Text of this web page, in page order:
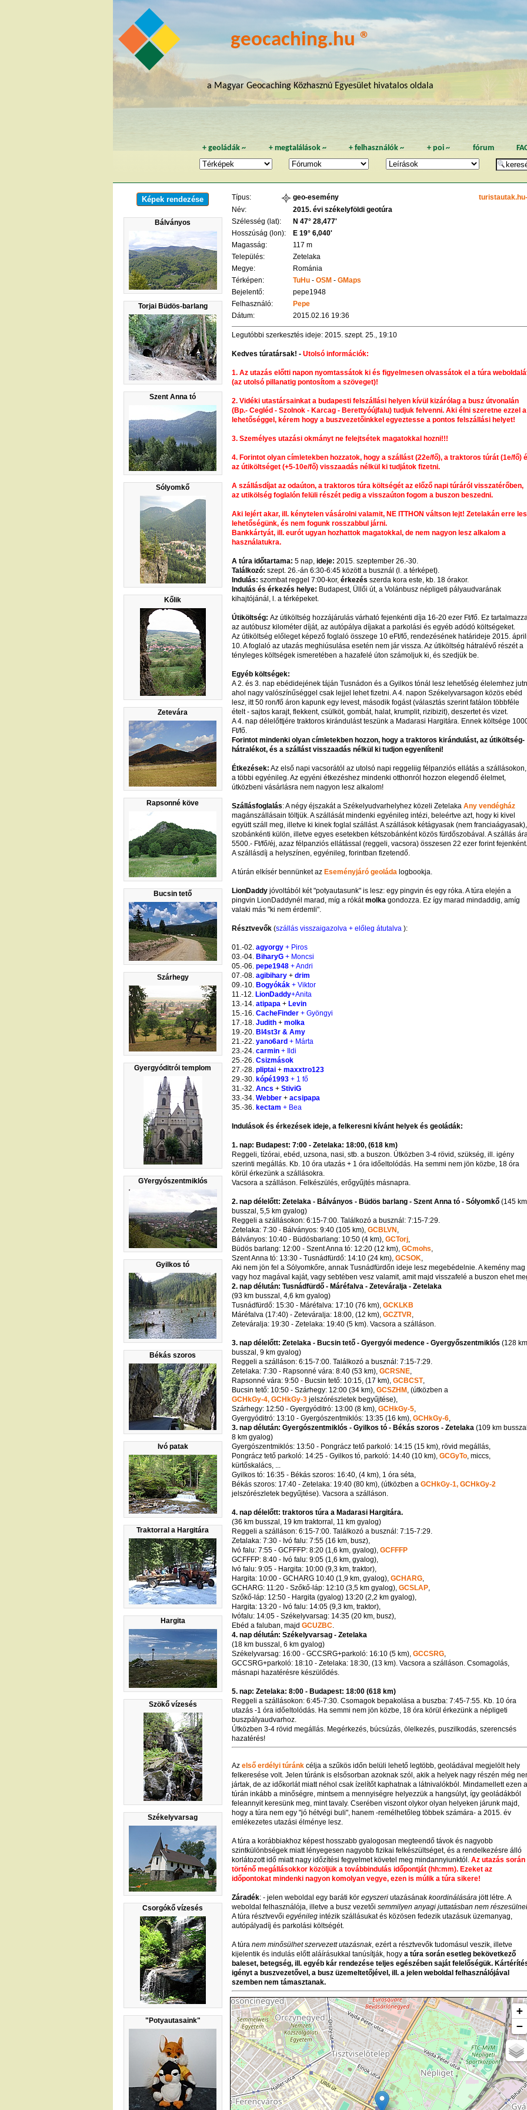
geocaching.hu ®
a Magyar Geocaching Közhasznú Egyesület hivatalos oldala
+geoládák ~ + megtalálások~ +felhasználók ~ + poi~ fórum
Képek rendezése
Bálványos
Torjai Büdös-barlang
Szent Anna tó
Sólyomkő
Kőlik
Zetevára
Rapsonné köve
Bucsin tető
Szárhegy
Gyergyóditrói templom
GYergyószentmiklós
Gyilkos tó
Békás szoros
Ivó patak
Traktorral a Hargitára
Hargita
Szökő vízesés
Székelyvarsag
Csorgókő vízesés
"Potyautasaink"
Típus: geo-esemény
Név:
2015. évi székelyföldi geotúra
Szélesség (lat):
N 47° 28,477'
Hosszúság (lon):
E 19° 6,040'
Magasság:
117 m
Település:
Zetelaka
Megye:
Románia
Térképen:
TuHu - OSM - GMaps
Bejelentő:
pepe1948
Felhasználó:
Pepe
Dátum:
2015.02.16 19:36
Legutóbbi szerkesztés ideje: 2015. szept. 25., 19:10
Kedves túratársak! - Utolsó információk:
1. Az utazás előtti napon nyomtassátok ki és figyelmesen olvassátok el a túra
(az utolsó pillanatig pontosítom a szöveget)!
2. Vidéki utastársainkat a budapesti felszállási helyen kívül kizárólag a busz útvonalán
(Bp.- Cegléd - Szolnok - Karcag - Berettyóújfalu) tudjuk felvenni. Aki élni szeretne ezzel a
lehetőséggel, kérem hogy a buszvezetőinkkel egyeztesse a pontos felszállási helyet!
3. Személyes utazási okmányt ne felejtsétek magatokkal hozni!!!
4. Forintot olyan címletekben hozzatok, hogy a szállást (22e/fő), a traktoros túrát (1e/fő)
az útiköltséget (+5-10e/fő) visszaadás nélkül ki tudjátok fizetni.
A szállásdíjat az odaúton, a traktoros túra költségét az előző napi túráról visszatérőben,
az utikölség foglalón felüli részét pedig a visszaúton fogom a buszon beszedni.
Aki lejért akar, ill. kénytelen vásárolni valamit, NE ITTHON váltson lejt! Zetelakán erre
lehetőségünk, és nem fogunk rosszabbul járni.
Bankkártyát, ill. eurót ugyan hozhattok magatokkal, de nem nagyon lesz alkalom a
használatukra.
A túra időtartama: 5 nap, ideje: 2015. szeptember 26.-30.
Találkozó: szept. 26.-án 6:30-6:45 között a busznál (l. a térképet).
Indulás: szombat reggel 7:00-kor, érkezés szerda kora este, kb. 18 órakor.
Indulás és érkezés helye: Budapest, Üllői út, a Volánbusz népligeti pályaudvarának
kihajtójánál, l. a térképeket.
Útiköltség: Az útiköltség hozzájárulás várható fejenkénti díja 16-20 ezer Ft/fő. Ez
az autóbusz kilométer díját, az autópálya díjakat a parkolási és egyéb adódó költségeket.
Az útiköltség előleget képező foglaló összege 10 eFt/fő, rendezésének határideje 2015.
10. A foglaló az utazás meghiúsulása esetén nem jár vissza. Az útiköltség hátralévő részét a
tényleges költségek ismeretében a hazafelé úton számoljuk ki, és szedjük be.
Egyéb költségek:
A 2. és 3. nap ebédidejének táján Tusnádon és a Gyilkos tónál lesz lehetőség élelemhez
ahol nagy valószínűséggel csak lejjel lehet fizetni. A 4. napon Székelyvarsagon közös ebéd
lesz, itt 50 ron/fő áron kapunk egy levest, második fogást (választás szerint fatálon többféle
ételt - sajtos karajt, flekkent, csülköt, gombát, halat, krumplit, rizibizit), deszertet és vizet.
A 4. nap délelőttjére traktoros kirándulást teszünk a Madarasi Hargitára. Ennek költsége
Ft/fő.
Forintot mindenki olyan címletekben hozzon, hogy a traktoros kirándulást, az útiköltség-
hátralékot, és a szállást visszaadás nélkül ki tudjon egyenlíteni!
Étkezések: Az első napi vacsorától az utolsó napi reggeliig félpanziós ellátás a szállásokon,
a többi egyénileg. Az egyéni étkezéshez mindenki otthonról hozzon elegendő élelmet,
útközbeni vásárlásra nem nagyon lesz alkalom!
Szállásfoglalás: A négy éjszakát a Székelyudvarhelyhez közeli Zetelaka Any vendégház
magánszállásain töltjük. A szállását mindenki egyénileg intézi, beleértve azt, hogy ki kivel
együtt száll meg, illetve ki kinek foglal szállást. A szállások kétágyasak (nem franciaágyasak),
szobánkénti külön, illetve egyes esetekben kétszobánként közös fürdőszobával. A szállás
5500.- Ft/fő/éj, azaz félpanziós ellátással (reggeli, vacsora) összesen 22 ezer forint fejenként.
A szállásdíj a helyszínen, egyénileg, forintban fizetendő.
A túrán elkísér bennünket az Eseményjáró geoláda logbookja.
LionDaddy jóvoltából két "potyautasunk" is lesz: egy pingvin és egy róka. A túra elején a
pingvin LionDaddynél marad, míg a rókátmolka gondozza. Ez így marad mindaddig, amíg
valaki más "ki nem érdemli".
Résztvevők (szállás visszaigazolva + előleg átutalva ):
01.-02. agyorgy + Piros
03.-04. BiharyG + Moncsi
05.-06. pepe1948 + Andri
07.-08. agibihary + drim
09.-10. Bogyókák + Viktor
11.-12. LionDaddy+Anita
13.-14. atipapa + Levin
15.-16. CacheFinder + Gyöngyi
17.-18. Judith + molka
19.-20. Bl4st3r & Amy
21.-22. yano6ard + Márta
23.-24. carmin + Ildi
25.-26. Csizmások
27.-28. pliptai + maxxtro123
29.-30. kópé1993 + 1 fő
31.-32. Ancs + StiviG
33.-34. Webber + acsipapa
35.-36. kectam + Bea
Indulások és érkezések ideje, a felkeresni kívánt helyek és geoládák:
1. nap: Budapest: 7:00 - Zetelaka: 18:00, (618 km)
Reggeli, tízórai, ebéd, uzsona, nasi, stb. a buszon. Útközben 3-4 rövid, szükség, ill. igény
szerinti megállás. Kb. 10 óra utazás + 1 óra időeltolódás. Ha semmi nem jön közbe, 18 óra
körül érkezünk a szállásokra.
Vacsora a szálláson. Felkészülés, erőgyűjtés másnapra.
2. nap délelőtt: Zetelaka - Bálványos - Büdös barlang - Szent Anna tó - Sólyomkő (145 km
busszal, 5,5 km gyalog)
Reggeli a szállásokon: 6:15-7:00. Találkozó a busznál: 7:15-7:29.
Zetelaka: 7:30 - Bálványos: 9:40 (105 km), GCBLVN ,
Bálványos: 10:40 - Büdösbarlang: 10:50 (4 km), GCTorj,
Büdös barlang: 12:00 - Szent Anna tó: 12:20 (12 km), GCmohs,
Szent Anna tó: 13:30 - Tusnádfürdő: 14:10 (24 km), GCSOK,
Aki nem jön fel a Sólyomkőre, annak Tusnádfürdőn ideje lesz megebédelnie. A kemény mag
vagy hoz magával kaját, vagy sebtében vesz valamit, amit majd visszafelé a buszon ehet
2. nap délután: Tusnádfürdő - Máréfalva - Zeteváralja - Zetelaka
(93 km busszal, 4,6 km gyalog)
Tusnádfürdő: 15:30 - Máréfalva: 17:10 (76 km), GCKLKB
Máréfalva (17:40) - Zeteváralja: 18:00, (12 km), GCZTVR,
Zeteváralja: 19:30 - Zetelaka: 19:40 (5 km). Vacsora a szálláson.
3. nap délelőtt: Zetelaka - Bucsin tető - Gyergyói medence - Gyergyőszentmiklós (128 km
busszal, 9 km gyalog)
Reggeli a szálláson: 6:15-7:00. Találkozó a busznál: 7:15-7:29.
Zetelaka: 7:30 - Rapsonné vára: 8:40 (53 km), GCRSNE,
Rapsonné vára: 9:50 - Bucsin tető: 10:15, (17 km), GCBCST,
Bucsin tető: 10:50 - Szárhegy: 12:00 (34 km), GCSZHM , (útközben a
GCHkGy-4, GCHkGy-3 jelszórészletek begyűjtése),
Szárhegy: 12:50 - Gyergyóditró: 13:00 (8 km), GCHkGy-5,
Gyergyóditró: 13:10 - Gyergószentmiklós: 13:35 (16 km), GCHkGy-6,
3. nap délután: Gyergószentmiklós - Gyilkos tó - Békás szoros - Zetelaka (109 km
8 km gyalog)
Gyergószentmiklós: 13:50 - Pongrácz tető parkoló: 14:15 (15 km), rövid megállás,
Pongrácz tető parkoló: 14:25 - Gyilkos tó, parkoló: 14:40 (10 km), GCGyTo, miccs,
kürtőskalács, ...
Gyilkos tó: 16:35 - Békás szoros: 16:40, (4 km), 1 óra séta,
Békás szoros: 17:40 - Zetelaka: 19:40 (80 km), (útközben a GCHkGy-1, GCHkGy-2
jelszórészletek begyűjtése). Vacsora a szálláson.
4. nap délelőtt: traktoros túra a Madarasi Hargitára.
(36 km busszal, 19 km traktorral, 11 km gyalog)
Reggeli a szálláson: 6:15-7:00. Találkozó a busznál: 7:15-7:29.
Zetalaka: 7:30 - Ivó falu: 7:55 (16 km, busz),
Ivó falu: 7:55 - GCFFFP: 8:20 (1,6 km, gyalog), GCFFFP
GCFFFP: 8:40 - Ivó falu: 9:05 (1,6 km, gyalog),
Ivó falu: 9:05 - Hargita: 10:00 (9,3 km, traktor),
Hargita: 10:00 - GCHARG 10:40 (1,9 km, gyalog), GCHARG,
GCHARG: 11:20 - Szőkő-láp: 12:10 (3,5 km gyalog), GCSLAP,
Szőkő-láp: 12:50 - Hargita (gyalog) 13:20 (2,2 km gyalog),
Hargita: 13:20 - Ivó falu: 14:05 (9,3 km, traktor),
Ivófalu: 14:05 - Székelyvarsag: 14:35 (20 km, busz),
Ebéd a faluban, majd GCUZBC.
4. nap délután: Székelyvarsag - Zetelaka
(18 km busszal, 6 km gyalog)
Székelyvarsag: 16:00 - GCCSRG+parkoló: 16:10 (5 km), GCCSRG,
GCCSRG+parkoló: 18:10 - Zetelaka: 18:30, (13 km). Vacsora a szálláson. Csomagolás,
másnapi hazatérésre készülődés.
5. nap: Zetelaka: 8:00 - Budapest: 18:00 (618 km)
Reggeli a szállásokon: 6:45-7:30. Csomagok bepakolása a buszba: 7:45-7:55. Kb. 10 óra
utazás -1 óra időeltolódás. Ha semmi nem jön közbe, 18 óra körül érkezünk a népligeti
buszpályaudvarhoz.
Útközben 3-4 rövid megállás. Megérkezés, búcsúzás, ölelkezés, puszilkodás, szerencsés
hazatérés!
Az első erdélyi túránk célja a szűkös időn belüli lehető legtöbb, geoládával megjelölt hely
felkeresése volt. Jelen túránk is elsősorban azoknak szól, akik a helyek nagy részén még
jártak, de az időkorlát miatt néhol csak ízelítőt kaphatnak a látnivalókból. Mindamellett ezen a
túrán inkább a minőségre, mintsem a mennyiségre helyezzük a hangsúlyt, így geoládákból
feleannyit keresünk meg, mint tavaly. Cserében viszont olykor olyan helyeken járunk majd,
hogy a túra nem egy "jó hétvégi buli", hanem -remélhetőleg többek számára- a 2015. év
emlékezetes utazási élménye lesz.
A túra a korábbiakhoz képest hosszabb gyalogosan megteendő távok és nagyobb
szintkülönbségek miatt lényegesen nagyobb fizikai felkészültséget, és a rendelkezésre álló
korlátozott idő miatt nagy időzítési fegyelmet követel meg mindannyiunktól. Az utazás során
történő megállásokkor közöljük a továbbindulás időpontját (hh:mm). Ezeket az
időpontokat mindenki nagyon komolyan vegye, ezen is múlik a túra sikere!
Záradék: - jelen weboldal egy baráti kör egyszeri utazásának koordinálására jött létre. A
weboldal felhasználója, illetve a busz vezetői semmilyen anyagi juttatásban nem
A túra résztvevői egyénileg intézik szállásukat és közösen fedezik utazásuk üzemanyag,
autópályadíj és parkolási költségét.
A túra nem minősülhet szervezett utazásnak, ezért a résztvevők tudomásul veszik, illetve
kijelentik és indulás előtt aláírásukkal tanúsítják, hogy a túra során esetleg bekövetkező
baleset, betegség, ill. egyéb kár rendezése teljes egészében saját felelőségük.
igényt a buszvezetővel, a busz üzemeltetőjével, ill. a jelen weboldal felhasználójával
szemben nem támasztanak.
+
−